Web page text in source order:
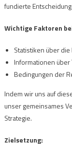
fundierte
Wichtige Faktoren
Statistiken über
Informationen über
Bedingungen der
Indem wir uns auf
unser gemeinsames
Strategie.
Zielsetzung: